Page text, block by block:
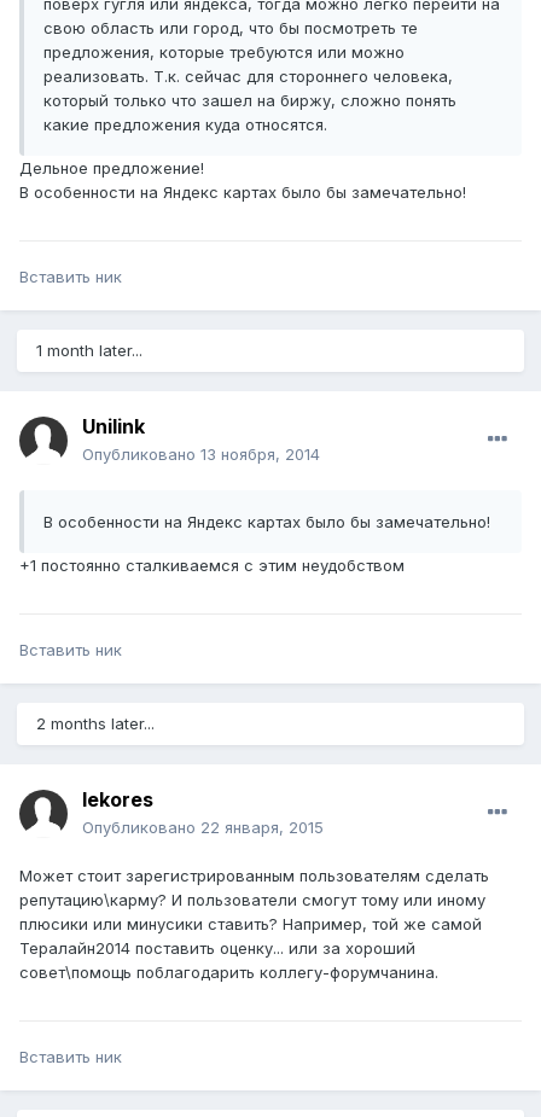
поверх гугля или яндекса, тогда можно легко перейти на
свою область или город, что бы посмотреть те
предложения, которые требуются или можно
реализовать. Т.к. сейчас для стороннего человека,
который только что зашел на биржу, сложно понять
какие предложения куда относятся.
Дельное предложение!
В особенности на Яндекс картах было бы замечательно!
Вставить ник
1 month later...
Unilink
Опубликовано 13 ноября, 2014
В особенности на Яндекс картах было бы замечательно!
+1 постоянно сталкиваемся с этим неудобством
Вставить ник
2 months later...
lekores
Опубликовано 22 января, 2015
Может стоит зарегистрированным пользователям сделать
репутацию\карму? И пользователи смогут тому или иному
плюсики или минусики ставить? Например, той же самой
Тералайн2014 поставить оценку... или за хороший
совет\помощь поблагодарить коллегу-форумчанина.
Вставить ник